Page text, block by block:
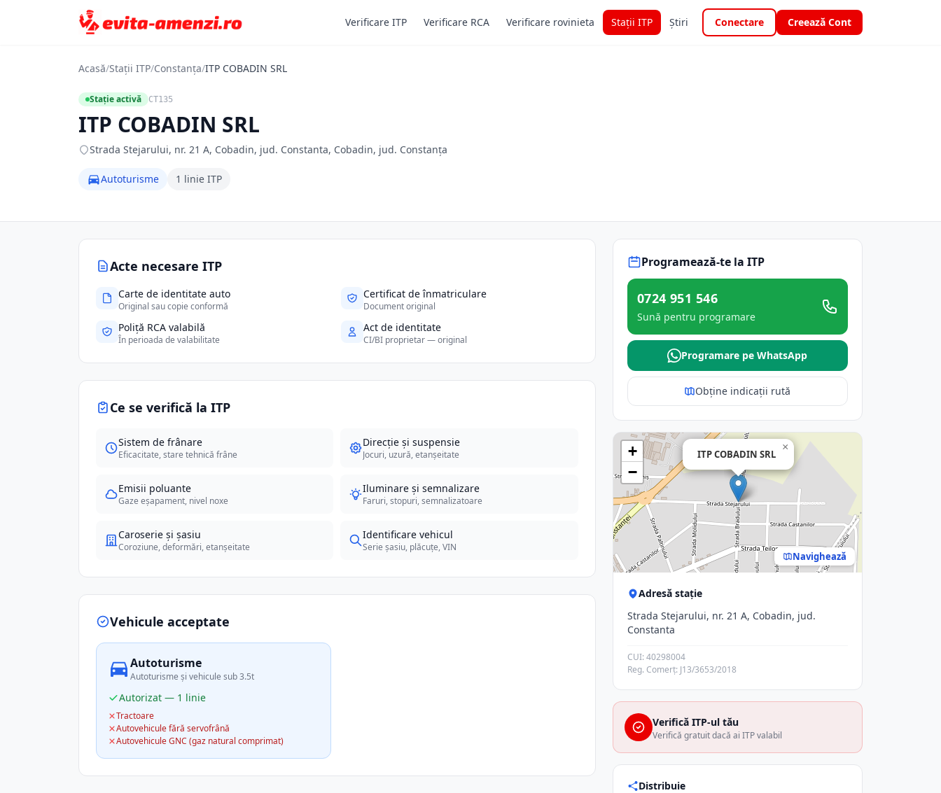
Verificare ITP Verificare RCA Verificare rovinieta Stații ITP Știri Conectare Creează Cont
Acasă/Stații ITP/Constanța/ITP COBADIN SRL
Stație activă CT135
ITP COBADIN SRL
Strada Stejarului, nr. 21 A, Cobadin, jud. Constanta, Cobadin, jud. Constanța
Autoturisme 1 linie ITP
Acte necesare ITP
Carte de identitate auto
Original sau copie conformă
Certificat de înmatriculare
Document original
Poliță RCA valabilă
În perioada de valabilitate
Act de identitate
CI/BI proprietar — original
Ce se verifică la ITP
Sistem de frânare
Eficacitate, stare tehnică frâne
Direcție și suspensie
Jocuri, uzură, etanșeitate
Emisii poluante
Gaze eșapament, nivel noxe
Iluminare și semnalizare
Faruri, stopuri, semnalizatoare
Caroserie și șasiu
Coroziune, deformări, etanșeitate
Identificare vehicul
Serie șasiu, plăcuțe, VIN
Vehicule acceptate
Autoturisme
Autoturisme și vehicule sub 3.5t
Autorizat — 1 linie
Tractoare
Autovehicule fără servofrână
Autovehicule GNC (gaz natural comprimat)
Programează-te la ITP
0724 951 546
Sună pentru programare
Programare pe WhatsApp
Obține indicații rută
ITP COBADIN SRL
×
+
−
Navighează
Adresă stație
Strada Stejarului, nr. 21 A, Cobadin, jud.
Constanta
CUI: 40298004
Reg. Comerț: J13/3653/2018
Verifică ITP-ul tău
Verifică gratuit dacă ai ITP valabil
Distribuie